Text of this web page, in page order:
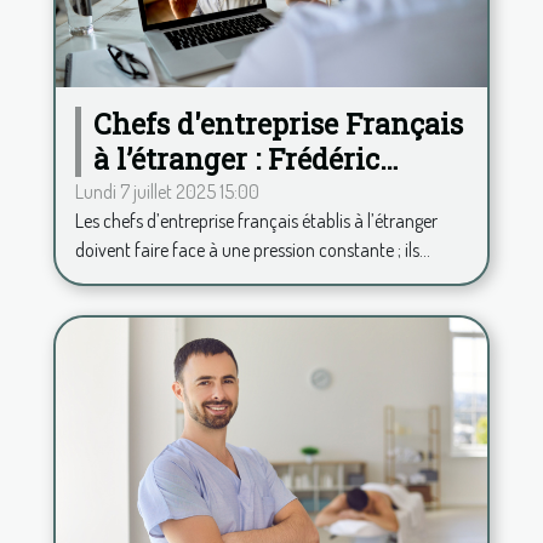
Chefs d'entreprise Français
à l’étranger : Frédéric
Duplessy propose une
analyse psy à distance
Lundi 7 juillet 2025 15:00
Les chefs d’entreprise français établis à l’étranger
doivent faire face à une pression constante ; ils...